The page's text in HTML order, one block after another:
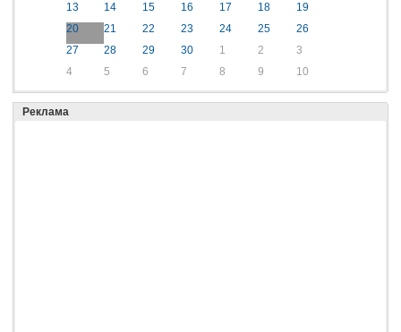
13
14 15 16 17 18
19
20
21 22 23 24 25
26
27
28 29 30 1 2
3
4
5 6 7 8 9 10
Реклама